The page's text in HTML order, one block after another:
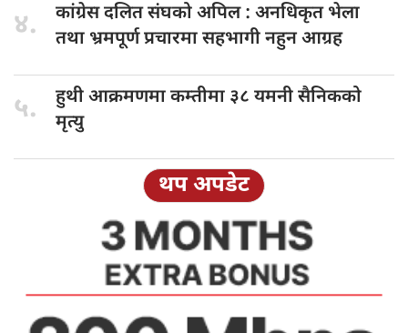
४. कांग्रेस दलितसंघको अपिल : अनधिकृत भेला
तथा भ्रमपूर्ण प्रचारमा सहभागी नहुन आग्रह
५. हुथी आक्रमणमाकम्तीमा ३८ यमनी सैनिकको
मृत्यु
थप अपडेट